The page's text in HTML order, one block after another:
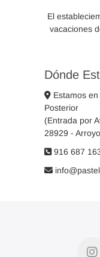
El
vacaciones
Dónde
Estamos
Posterior
(Entrada por
28929 -
916 687